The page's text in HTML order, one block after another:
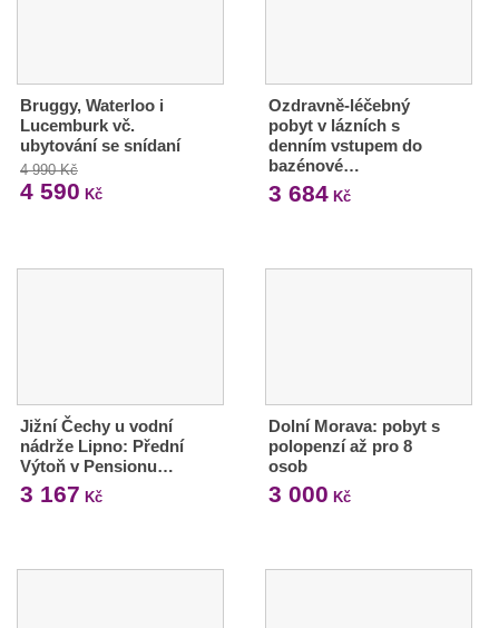
Bruggy, Waterloo i
Lucemburk vč.
ubytování se snídaní
4 990 Kč
4 590 Kč
Ozdravně-léčebný
pobyt v lázních s
denním vstupem do
bazénové…
3 684Kč
Jižní Čechy u vodní
nádrže Lipno: Přední
Výtoň v Pensionu…
3 167 Kč
Dolní Morava: pobyt s
polopenzí až pro 8
osob
3 000 Kč